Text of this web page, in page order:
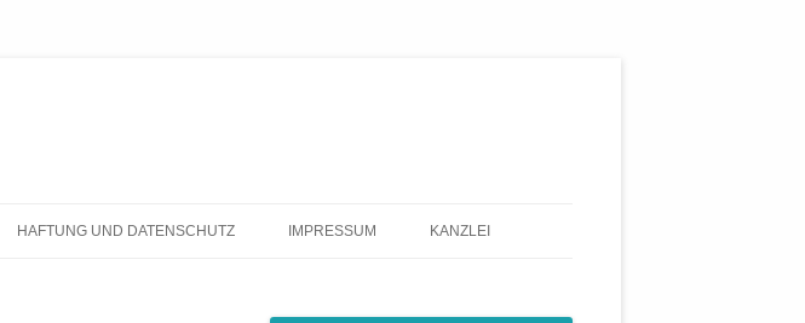
InhaltHAFTUNG UND DATENSCHUTZ IMPRESSUM KANZLEI